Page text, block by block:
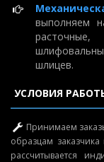
выполняем
шлицев.
УСЛОВИЯ
Принимаем
образцам
рассчитывается